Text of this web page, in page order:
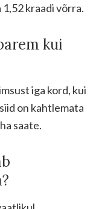
kraadi võrra.
kui
iga kord, kui
on kahtlemata
saate.